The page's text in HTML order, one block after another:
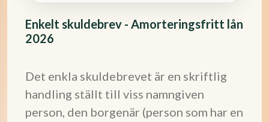
Enkelt skuldebrev - Amorteringsfritt lån
2026
Det enkla skuldebrevet är en skriftlig
handling ställt till viss namngiven
person, den borgenär (person som har en